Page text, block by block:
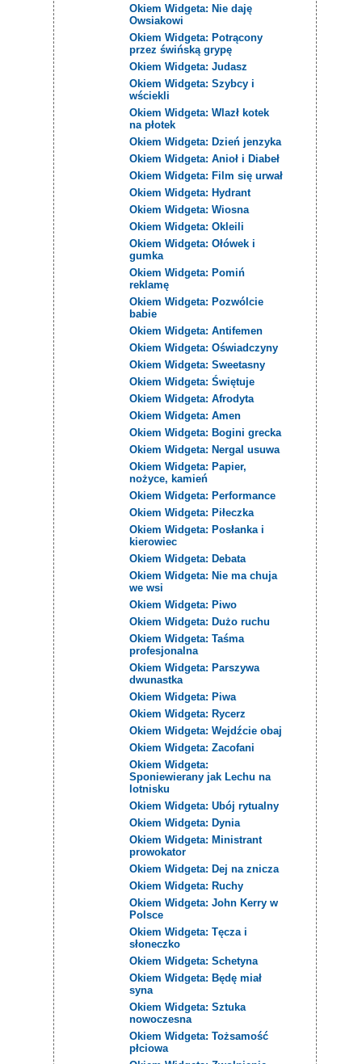
Okiem Widgeta: Nie daję
Owsiakowi
Okiem Widgeta: Potrącony
przez świńską grypę
Okiem Widgeta: Judasz
Okiem Widgeta: Szybcy i
wściekli
Okiem Widgeta: Wlazł kotek
na płotek
Okiem Widgeta: Dzień jenzyka
Okiem Widgeta: Anioł i Diabeł
Okiem Widgeta: Film się urwał
Okiem Widgeta: Hydrant
Okiem Widgeta: Wiosna
Okiem Widgeta: Okleili
Okiem Widgeta: Ołówek i
gumka
Okiem Widgeta: Pomiń
reklamę
Okiem Widgeta: Pozwólcie
babie
Okiem Widgeta: Antifemen
Okiem Widgeta: Oświadczyny
Okiem Widgeta: Sweetasny
Okiem Widgeta: Świętuje
Okiem Widgeta: Afrodyta
Okiem Widgeta: Amen
Okiem Widgeta: Bogini grecka
Okiem Widgeta: Nergal usuwa
Okiem Widgeta: Papier,
nożyce, kamień
Okiem Widgeta: Performance
Okiem Widgeta: Piłeczka
Okiem Widgeta: Posłanka i
kierowiec
Okiem Widgeta: Debata
Okiem Widgeta: Nie ma chuja
we wsi
Okiem Widgeta: Piwo
Okiem Widgeta: Dużo ruchu
Okiem Widgeta: Taśma
profesjonalna
Okiem Widgeta: Parszywa
dwunastka
Okiem Widgeta: Piwa
Okiem Widgeta: Rycerz
Okiem Widgeta: Wejdźcie obaj
Okiem Widgeta: Zacofani
Okiem Widgeta:
Sponiewierany jak Lechu na
lotnisku
Okiem Widgeta: Ubój rytualny
Okiem Widgeta: Dynia
Okiem Widgeta: Ministrant
prowokator
Okiem Widgeta: Dej na znicza
Okiem Widgeta: Ruchy
Okiem Widgeta: John Kerry w
Polsce
Okiem Widgeta: Tęcza i
słoneczko
Okiem Widgeta: Schetyna
Okiem Widgeta: Będę miał
syna
Okiem Widgeta: Sztuka
nowoczesna
Okiem Widgeta: Tożsamość
płciowa